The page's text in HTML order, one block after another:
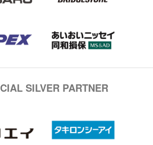
SILVER PARTNER